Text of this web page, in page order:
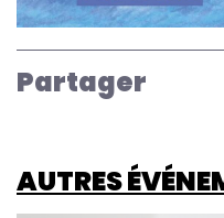
Partager
AUTRES